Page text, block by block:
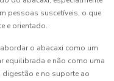
pessoas suscetíveis, o que
e orientado.
o abacaxi como um
equilibrada e não como uma
e no suporte ao